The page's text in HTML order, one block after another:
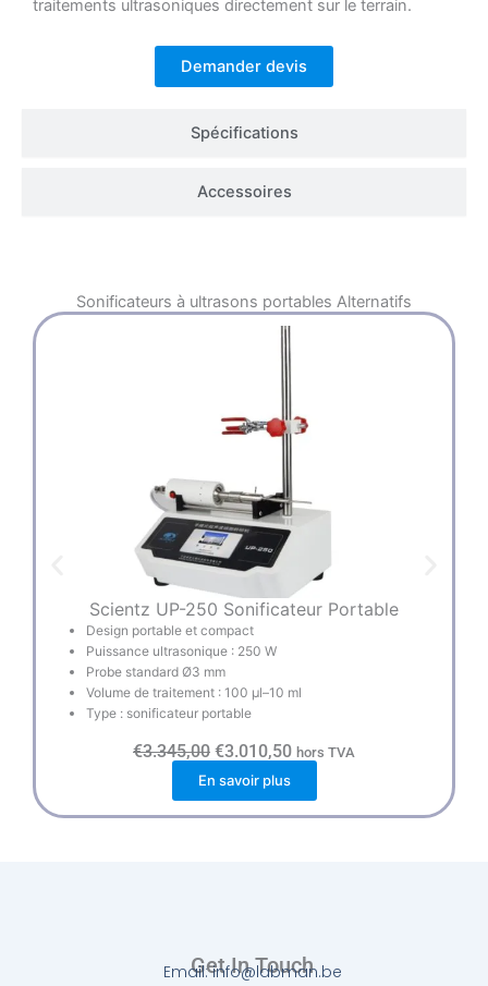
Spécifications
Accessoires
traitements ultrasoniques directement sur le terrain.
Demander devis
Sonificateurs à ultrasons portables Alternatifs
Scientz UP-250 Sonificateur Portable
Design portable et compact
Puissance ultrasonique : 250 W
Probe standard Ø3 mm
Volume de traitement : 100 µl–10 ml
Type : sonificateur portable
€3.345,00 L
e
p
r
i
l
é
€3.010,50L
e
r
i
e
s
hors TVA
En savoir plus
Get In Touch
Email: info@labman.be